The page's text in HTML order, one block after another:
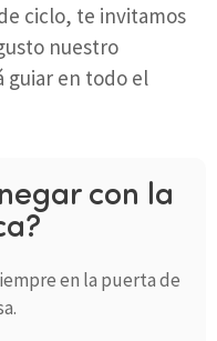
ciclo, te invitamos
nuestro
guiar en todo el
con la
en la puerta de